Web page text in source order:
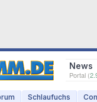
News
Portal (
Schlaufuchs